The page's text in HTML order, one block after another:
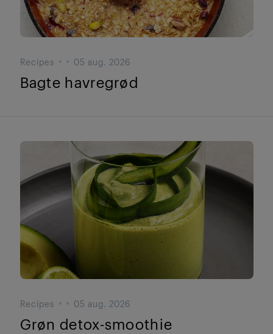
Recipes 05 aug. 2026
Bagte havregrød
Recipes 05 aug. 2026
Grøn detox-smoothie